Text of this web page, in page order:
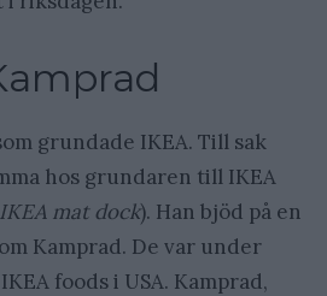
grundade IKEA. Till sak
hos grundaren till IKEA
mat dock). Han bjöd på en
Kamprad. De var under
foods i USA. Kamprad,